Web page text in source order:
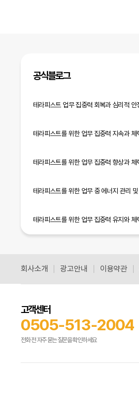
공식블로그
공식블로그 더보기
회사소개 광고안내 이용약관
고객센터
0505-513-2004
전화 전 자주 묻는 질문을 확인하세요